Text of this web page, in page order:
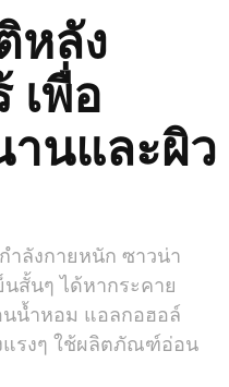
หลัง
เพื่อ
นและผิว
ำลังกายหนัก ซาวน่า
สั้นๆ ได้หากระคาย
น้ำหอม แอลกอฮอล์
แรงๆ ใช้ผลิตภัณฑ์อ่อน